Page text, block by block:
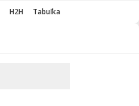
H2H Tabuľka